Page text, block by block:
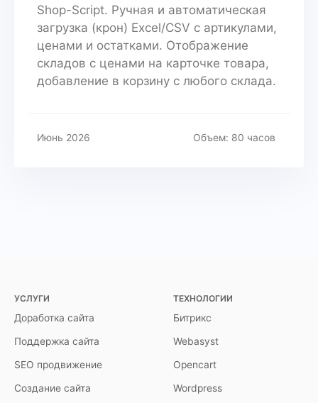
Shop-Script. Ручная и автоматическая
загрузка (крон) Excel/CSV с артикулами,
ценами и остатками. Отображение
складов с ценами на карточке товара,
добавление в корзину с любого склада.
Июнь 2026 Объем: 80 часов
УСЛУГИ
Доработка сайта
Поддержка сайта
SEO продвижение
Создание сайта
ТЕХНОЛОГИИ
Битрикс
Webasyst
Opencart
Wordpress